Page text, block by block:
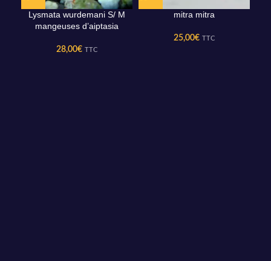
Lysmata wurdemani S/ M
mangeuses d’aiptasia
28,00€ TTC
mitra mitra
25,00€ TTC